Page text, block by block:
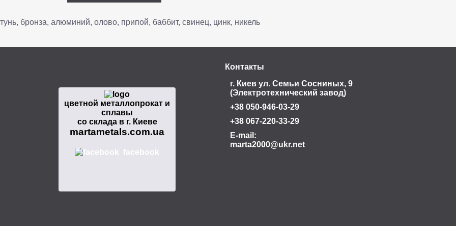
бронза, алюминий, олово, припой, баббит, свинец, цинк, никель
цветной металлопрокат и
сплавы
со склада в г. Киеве
martametals.com.ua
facebook
Контакты
г. Киев ул. Семьи Сосниных, 9
(Электротехнический завод)
+38 050-946-03-29
+38 067-220-33-29
E-mail:
marta2000@ukr.net